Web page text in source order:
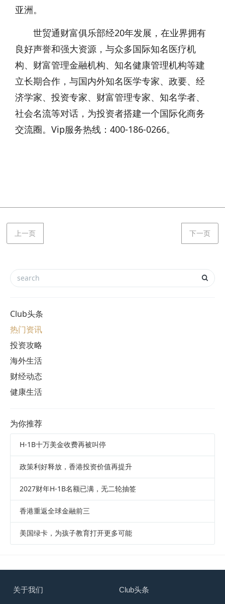
亚洲。
世贸通财富俱乐部经20年发展，在业界拥有
良好声誉和强大资源，与众多国际知名医疗机
构、财富管理金融机构、知名健康管理机构等建
立长期合作，与国内外知名医学专家、政要、经
济学家、投资专家、财富管理专家、知名学者、
社会名流等对话，为投资者搭建一个国际化商务
交流圈。Vip服务热线：400-186-0266。
上一页 下一页
Club头条
热门资讯
投资攻略
海外生活
财经动态
健康生活
为你推荐
H-1B十万美金收费再被叫停
政策利好释放，香港投资价值再提升
2027财年H-1B名额已满，无二轮抽签
香港重返全球金融前三
美国绿卡，为孩子教育打开更多可能
关于我们 Club头条